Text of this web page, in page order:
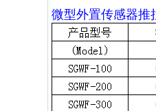
微型外置传感器推